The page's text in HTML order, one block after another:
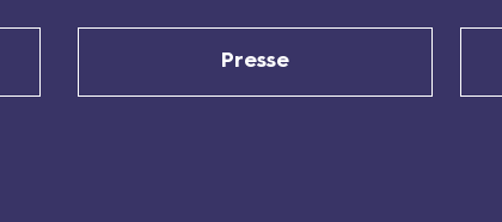
Presse